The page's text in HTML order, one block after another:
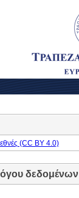
(CC BY 4.0)
δεδομένων